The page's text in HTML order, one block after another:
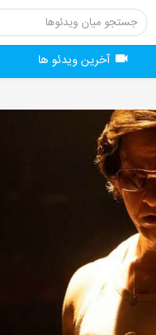
آخرین ویدئو ها